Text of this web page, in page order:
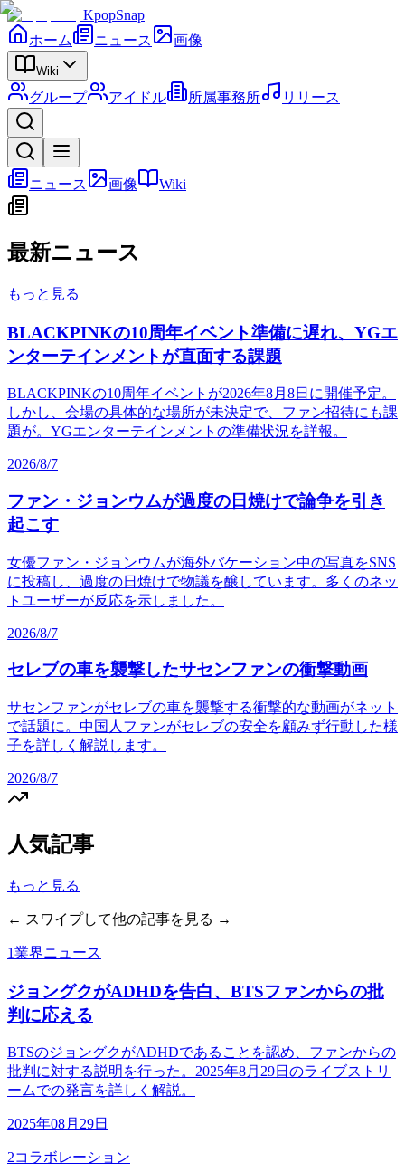
KpopSnap
ホーム
ニュース 画像
Wiki
グループ アイドル 所属事務所 リリース
ニュース 画像 Wiki
最新ニュース
もっと見る
BLACKPINKの10周年イベント準備に遅れ、YGエ
ンターテインメントが直面する課題
BLACKPINKの10周年イベントが2026年8月8日に開催予定。
しかし、会場の具体的な場所が未決定で、ファン招待にも課
題が。YGエンターテインメントの準備状況を詳報。
2026/8/7
ファン・ジョンウムが過度の日焼けで論争を引き
起こす
女優ファン・ジョンウムが海外バケーション中の写真をSNS
に投稿し、過度の日焼けで物議を醸しています。多くのネッ
トユーザーが反応を示しました。
2026/8/7
セレブの車を襲撃したサセンファンの衝撃動画
サセンファンがセレブの車を襲撃する衝撃的な動画がネット
で話題に。中国人ファンがセレブの安全を顧みず行動した様
子を詳しく解説します。
2026/8/7
人気記事
もっと見る
← スワイプして他の記事を見る →
1業界ニュース
ジョングクがADHDを告白、BTSファンからの批
判に応える
BTSのジョングクがADHDであることを認め、ファンからの
批判に対する説明を行った。2025年8月29日のライブストリ
ームでの発言を詳しく解説。
2025年08月29日
2コラボレーション